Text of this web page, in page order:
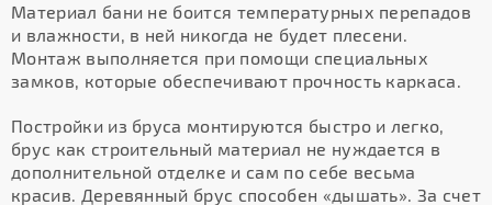
Материал бани не боится температурных перепадов
и влажности, в ней никогда не будет плесени.
Монтаж выполняется при помощи специальных
замков, которые обеспечивают прочность каркаса.
Постройки из бруса монтируются быстро и легко,
брус как строительный материал не нуждается в
дополнительной отделке и сам по себе весьма
красив. Деревянный брус способен «дышать». За счет